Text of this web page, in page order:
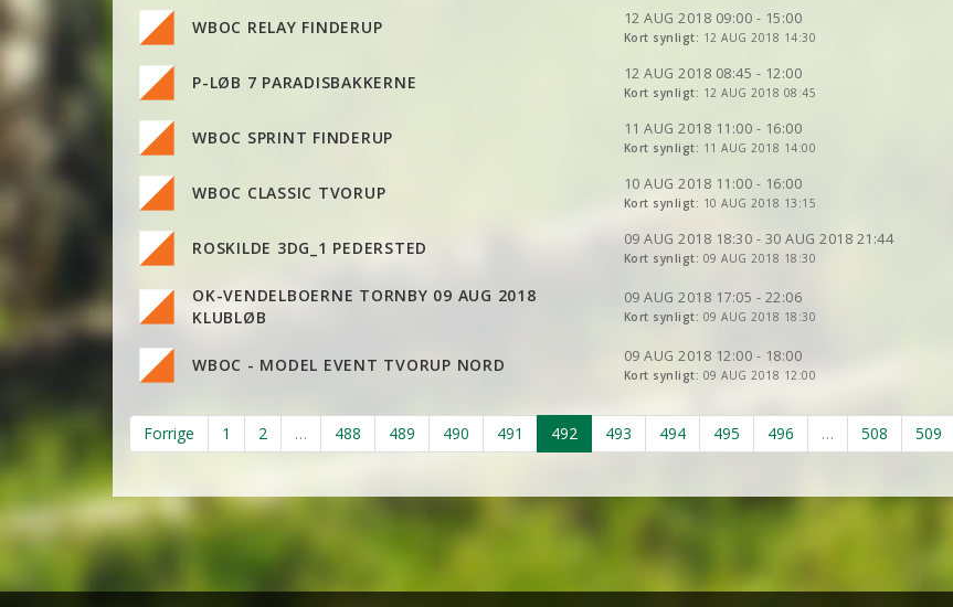
WBOC RELAY FINDERUP 12 AUG 2018 09:00 - 15:00
Kort synligt: 12 AUG 2018 14:30
2DRERUN
2DRERUN
P-LØB 7 PARADISBAKKERNE 12 AUG 2018 08:45 - 12:00
Kort synligt: 12 AUG 2018 08:45
2DRERUN
2DRERUN
2DRERUN
2DRERUN
WBOC SPRINT FINDERUP 11 AUG 2018 11:00 - 16:00
Kort synligt: 11 AUG 2018 14:00
2DRERUN
2DRERUN
2DRERUN
2DRERUN
2DRERUN
WBOC CLASSIC TVORUP 10 AUG 2018 11:00 - 16:00
Kort synligt: 10 AUG 2018 13:15
2DRERUN
2DRERUN
2DRERUN
2DRERUN
2DRERUN
2DRERUN
ROSKILDE 3DG_1 PEDERSTED 09 AUG 2018 18:30 - 30 AUG 2018 21:44
Kort synligt: 09 AUG 2018 18:30
2DRERUN
2DRERUN
2DRERUN
2DRERUN
2DRERUN
OK-VENDELBOERNE TORNBY 09 AUG 2018
KLUBLØB
09 AUG 2018 17:05 - 22:06
Kort synligt: 09 AUG 2018 18:30
2DRERUN
2DRERUN
2DRERUN
VIS
2DRERUN
2DRERUN
WBOC - MODEL EVENT TVORUP NORD 09 AUG 2018 12:00 - 18:00
Kort synligt: 09 AUG 2018 12:00
2DRERUN
Forrige 1 2 … 488 489 490 491 492 493 494 495 496 … 508 509